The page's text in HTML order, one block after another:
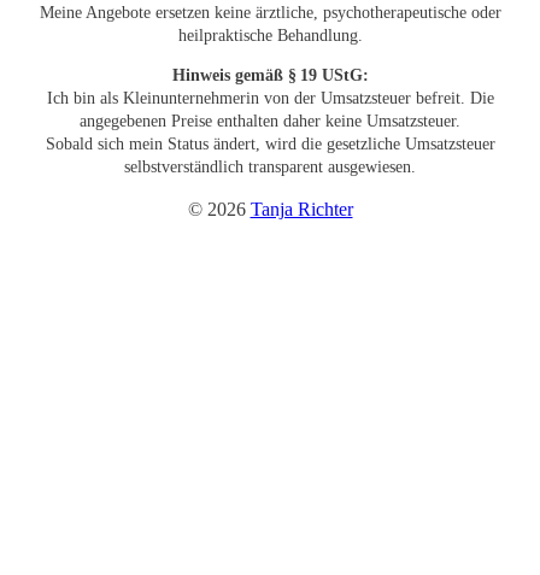
Meine Angebote ersetzen keine ärztliche, psychotherapeutische oder
heilpraktische Behandlung.
Hinweis gemäß § 19 UStG:
Ich bin als Kleinunternehmerin von der Umsatzsteuer befreit. Die
angegebenen Preise enthalten daher keine Umsatzsteuer.
Sobald sich mein Status ändert, wird die gesetzliche Umsatzsteuer
selbstverständlich transparent ausgewiesen.
© 2026 Tanja Richter